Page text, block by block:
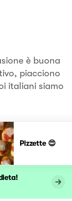
è buona
piacciono
italiani siamo
Pizzette 😍